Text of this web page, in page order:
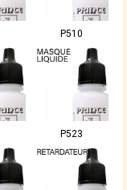
P510
P523